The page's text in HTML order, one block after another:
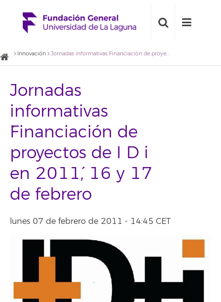
Innovación Jornadas informativas `Financiación de proyectos de I D i en 2011´, 16 y 17 de febrero
Jornadas
informativas
`Financiación de
proyectos de I D i
en 2011´, 16 y 17
de febrero
lunes 07 de febrero de 2011 - 14:45 CET